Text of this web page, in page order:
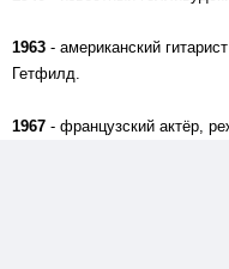
1963 - американский
Гетфилд.
1967 - французский актёр,